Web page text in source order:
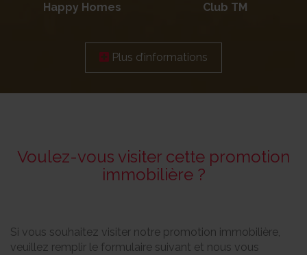
Happy Homes Club TM
Plus d’informations
Voulez-vous visiter cette promotion
immobilière ?
Si vous souhaitez visiter notre promotion immobilière,
veuillez remplir le formulaire suivant et nous vous